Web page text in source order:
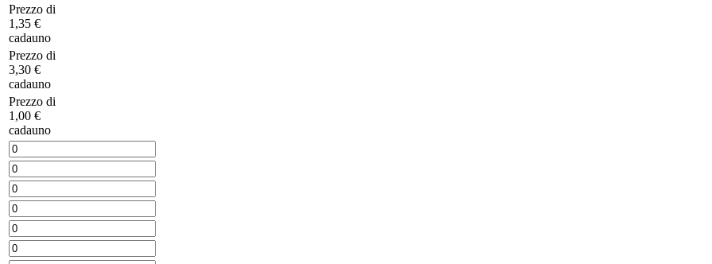
Prezzo di
1,35 €
cadauno
Prezzo di
3,30 €
cadauno
Prezzo di
1,00 €
cadauno